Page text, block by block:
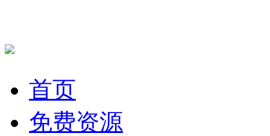
首页
免费资源